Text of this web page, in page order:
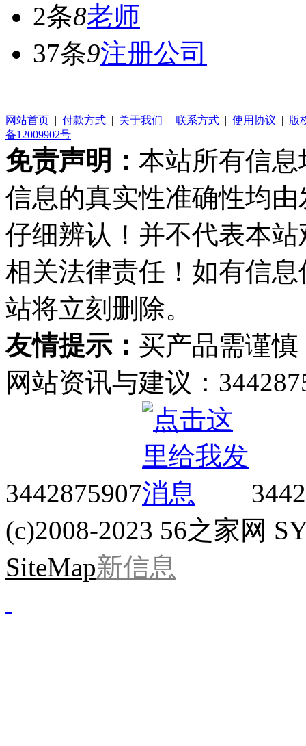
2条8老师
37条9注册公司
网站首页 | 付款方式 | 关于我们 | 联系方式 | 使用协议 | 版
备12009902号
免责声明： 本站所有信
信息的真实性准确性均
仔细辨认！并不代表本站
相关法律责任！如有信
站将立刻删除。
友情提示： 买产品需谨慎
网站资讯与建议：
3442875907
(c)2008-2023 56之家网
SiteMap新信息